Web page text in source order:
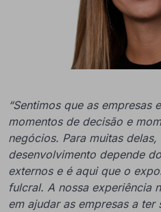
“Sentimos que as empresas
momentos de decisão e
negócios. Para muitas
desenvolvimento depende
externos e é aqui que o
fulcral. A nossa experiência
em ajudar as empresas a ter